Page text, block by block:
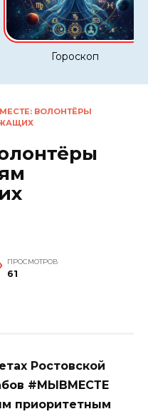
Гороскоп
ВОЛОНТЁРЫ
ПРОСМОТРОВ
61
Ростовской
#МЫВМЕСТЕ
приоритетным